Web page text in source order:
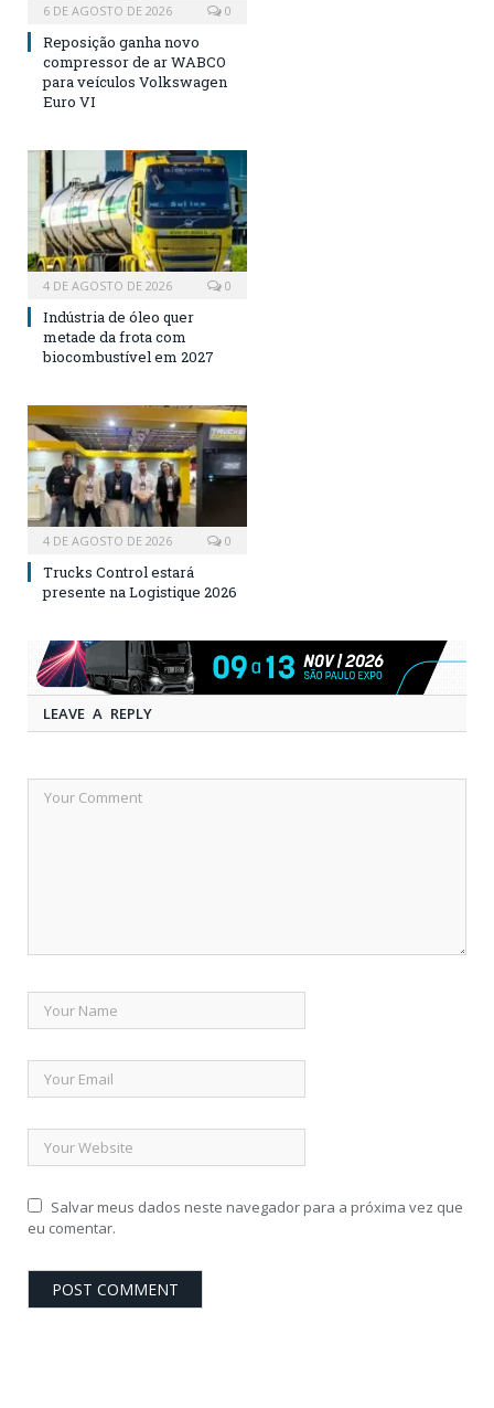
6 DE AGOSTO DE 2026 0
Reposição ganha novo
compressor de ar WABCO
para veículos Volkswagen
Euro VI
4 DE AGOSTO DE 2026 0
Indústria de óleo quer
metade da frota com
biocombustível em 2027
4 DE AGOSTO DE 2026 0
Trucks Control estará
presente na Logistique 2026
LEAVE A REPLY
Salvar meus dados neste navegador para a próxima vez que
eu comentar.